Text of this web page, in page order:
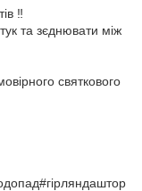
‼️
та зєднювати між
святкового